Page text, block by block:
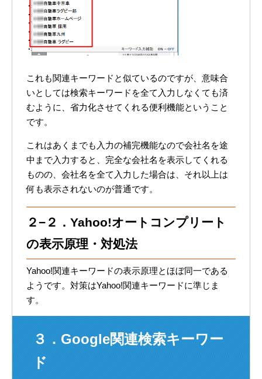
これも関連キーワードと似ているのですが、意味合
いとしては検索キーワードを全て入力しなくても済
むように、省力化させてくれる便利機能ということ
です。
これはあくまでも入力の補完機能なので会社名を途
中まで入力すると、完全な会社名を表示してくれる
ものの、会社名を全て入力した場合は、それ以上は
何も表示されないのが普通です。
２−２．Yahoo!オートコンプリート
の表示原理・対処法
Yahoo!関連キーワードの表示原理とほぼ同一である
ようです。対策はYahoo!関連キーワードに準じま
す。
３．Google関連検索キーワー
ド